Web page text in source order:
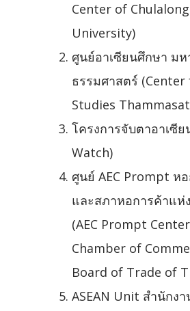
Center of
University)
ศูนย์อาเซียนศึกษา มห
ธรรมศาสตร์ (Center
Studies
โครงการจับตาอาเซีย
Watch)
ศูนย์ AEC Prompt ห
และสภาหอการค้าแห่
(AEC Prompt
Chamber of
Board of Trade of
ASEAN Unit สำนักงา